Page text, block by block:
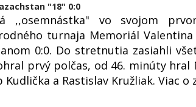
"18" 0:0
,,osemnástka" vo svojom
turnaja Memoriál
0:0. Do stretnutia zasiahli
prvý polčas, od 46. minúty
Kudlička a Rastislav Kružliak. Viac